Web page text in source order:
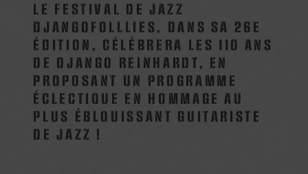
LE FESTIVAL DE JAZZ
DJANGOFOLLLIES, DANS SA 26E
ÉDITION, CÉLÉBRERA LES 110 ANS
DE DJANGO REINHARDT, EN
PROPOSANT UN PROGRAMME
ÉCLECTIQUE EN HOMMAGE AU
PLUS ÉBLOUISSANT GUITARISTE
DE JAZZ !